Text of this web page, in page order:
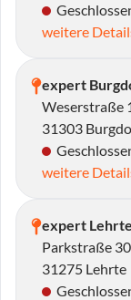
weitere
expert
Weserstraße
31303
weitere
expert Lehrte
Parkstraße 30
31275 Lehrte